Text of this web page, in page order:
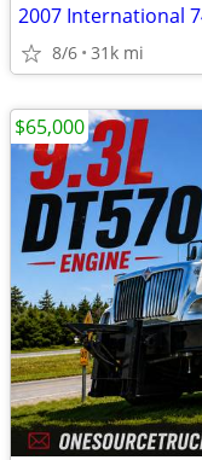
8/6 31k mi
$65,000